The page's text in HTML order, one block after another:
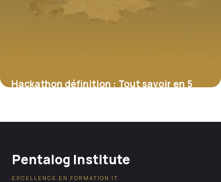
Hackathon définition : Tout savoir en 5
Pentalog Institute
EXCELLENCE EN FORMATION IT